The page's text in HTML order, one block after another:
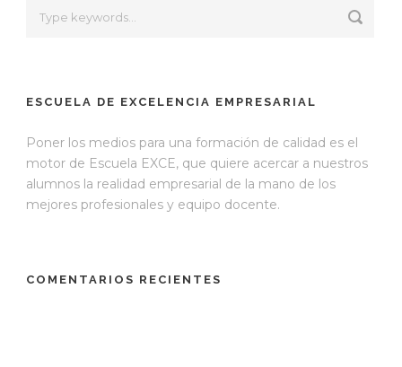
ESCUELA DE EXCELENCIA EMPRESARIAL
Poner los medios para una formación de calidad es el
motor de Escuela EXCE, que quiere acercar a nuestros
alumnos la realidad empresarial de la mano de los
mejores profesionales y equipo docente.
COMENTARIOS RECIENTES